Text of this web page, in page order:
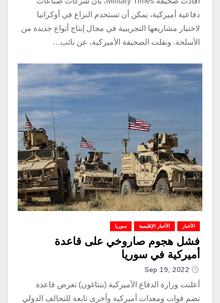
دفاعية أميركية، يمكن أن تستخدم النزاع في أوكرانيا
لاختبار مشاريعها التجريبية في مجال إنتاج أنواع جديدة من
الأسلحة. ونقلت الصحيفة الأميركية، عن نائب…
الأخبار الأخبار الإقليمية سوريا
فشل هجوم صاروخي على قاعدة
أميركية في سوريا
Sep 19, 2022
أعلنت وزارة الدفاع الأميركية (بنتاغون) تعرض قاعدة
تضم قوات ومعدات أميركية وأخرى تابعة للتحالف الدولي